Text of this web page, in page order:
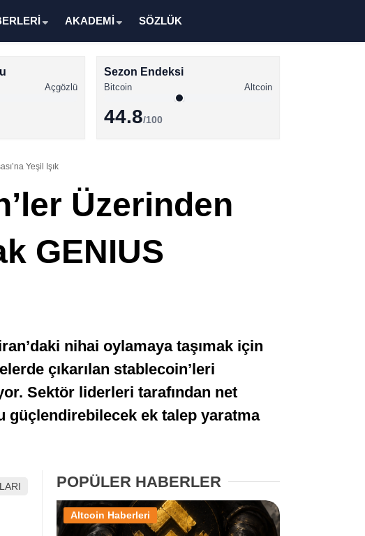
Altcoin Haberleri
Stablecoin Haberleri
Instagram
Youtube
AKADEMİ SÖZLÜK
Açgözlü
Sezon Endeksi
Bitcoin Altcoin
44.8/100
Yeşil Işık
Üzerinden
GENIUS
nihai oylamaya taşımak için
çıkarılan stablecoin’leri
Sektör liderleri tarafından net
güçlendirebilecek ek talep yaratma
POPÜLER HABERLER
Altcoin Haberleri